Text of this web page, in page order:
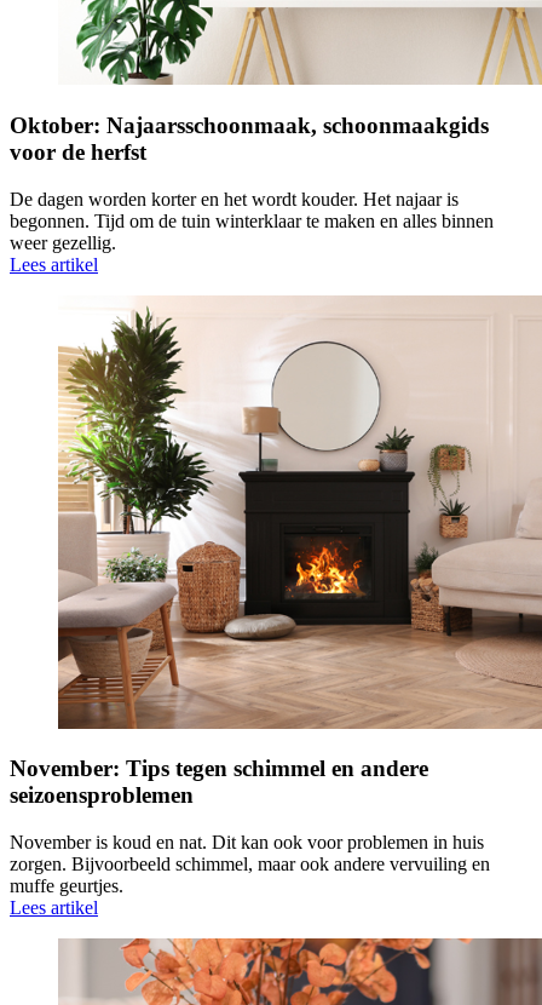
Oktober: Najaarsschoonmaak, schoonmaakgids
voor de herfst
De dagen worden korter en het wordt kouder. Het najaar is
begonnen. Tijd om de tuin winterklaar te maken en alles binnen
weer gezellig.
Lees artikel
November: Tips tegen schimmel en andere
seizoensproblemen
November is koud en nat. Dit kan ook voor problemen in huis
zorgen. Bijvoorbeeld schimmel, maar ook andere vervuiling en
muffe geurtjes.
Lees artikel